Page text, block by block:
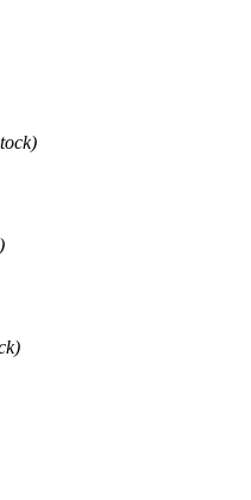
belangen